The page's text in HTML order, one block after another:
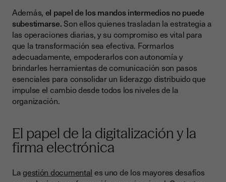
Además, el papel de los mandos intermedios no puede
subestimarse.Son ellos quienes trasladan la estrategia a
las operaciones diarias, y su compromiso es vital para
que la transformación sea efectiva. Formarlos
adecuadamente, empoderarlos con autonomía y
brindarles herramientas de comunicación son pasos
esenciales para consolidar un liderazgo distribuido que
impulse el cambio desde todos los niveles de la
organización.
El papel de la digitalización y la
firma electrónica
Lagestión documental es uno de los mayores desafíos